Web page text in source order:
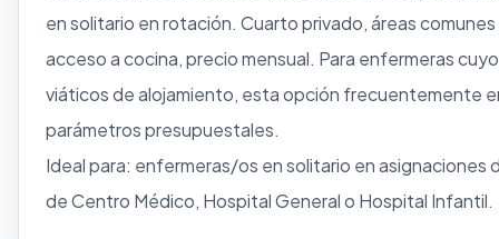
en solitario en rotación. Cuarto privado, áreas
acceso a cocina, precio mensual. Para enfermeras
viáticos de alojamiento, esta opción frecuentemente
parámetros presupuestales.
Ideal para: enfermeras/os en solitario en asignaciones
de Centro Médico, Hospital General o Hospital Infantil.